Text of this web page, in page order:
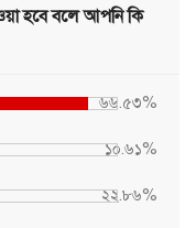
হবে বলে আপনি কি
৬৬.৫৩%
১০.৬১%
২২.৮৬%